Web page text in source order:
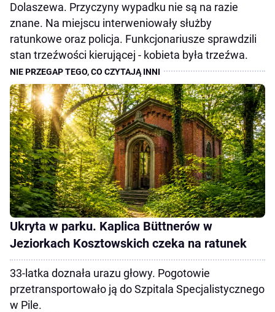
Dolaszewa. Przyczyny wypadku nie są na razie
znane. Na miejscu interweniowały służby
ratunkowe oraz policja. Funkcjonariusze sprawdzili
stan trzeźwości kierującej - kobieta była trzeźwa.
Ukryta w parku. Kaplica Büttnerów w
Jeziorkach Kosztowskich czeka na ratunek
33-latka doznała urazu głowy. Pogotowie
przetransportowało ją do Szpitala Specjalistycznego
w Pile.